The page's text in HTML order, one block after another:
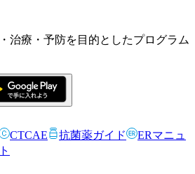
治療・予防を目的としたプログラム
CTCAE 抗菌薬ガイド
ERマニュ